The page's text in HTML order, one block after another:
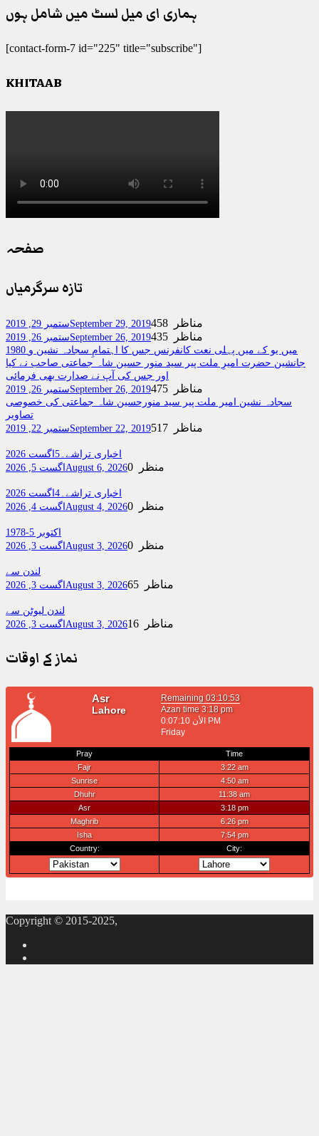
ہماری ای میل لسٹ میں شامل ہوں
[contact-form-7 id="225" title="subscribe"]
KHITAAB
صفحہ
تازہ سرگرمیاں
ستمبر 29, 2019September 29, 2019 458 مناظر
ستمبر 26, 2019September 26, 2019 435 مناظر
1980 میں یو کے میں پہلی نعت کانفرنس جس کا اہتمامِ سجادہ نشین و
جانشین حضرت امیرِ ملت پیر سید منور حسین شاہ جماعتی صاحب نے کیا
اور جس کی آپ نے صدارت بھی فرمائی
ستمبر 26, 2019September 26, 2019 475 مناظر
سجادہ نشین امیر ملت پیر سید منورحسین شاہ جماعتی کی خصوصی
تصاویر
ستمبر 22, 2019September 22, 2019 517 مناظر
اخباری تراشے۔5اگست 2026
اگست 5, 2026 August 6, 2026 0 منظر
اخباری تراشے۔4اگست 2026
اگست 4, 2026 August 4, 2026 0 منظر
اکتوبر 5-1978
اگست 3, 2026 August 3, 2026 0 منظر
لندن سے
اگست 3, 2026 August 3, 2026 65 مناظر
لندن لیوٹن سے
اگست 3, 2026 August 3, 2026 16 مناظر
نماز کے اوقات
Copyright © 2015-2025,